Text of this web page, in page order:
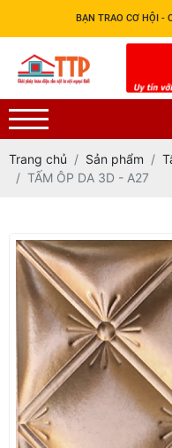
BẠN TRAO CƠ HỘI -
Trang chủ Sản phẩm
TẤM ÔP DA 3D - A27